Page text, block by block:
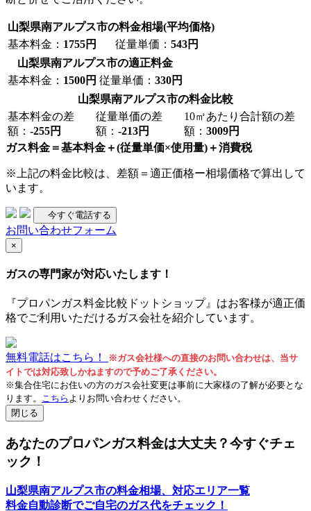
山梨県南アルプス市の料金相場(平均価格)
基本料金： 1755円 従量単価： 543円
山梨県南アルプス市の適正料金
基本料金： 1500円 従量単価： 330円
山梨県南アルプス市の料金比較
基本料金の差
額： -255円
従量単価の差
額： -213円
10㎥あたり合計額の差
額： 3009円
ガス料金＝基本料金＋(従量単価×使用量)＋消費税
※上記の料金比較は、差額＝適正価格ー相場価格で算出して
います。
今すぐ電話する
お問い合わせフォーム
×
ガスの専門家が対応いたします！
『プロパンガス料金比較ドットショップ』はお客様が適正価
格でご利用いただけるガス会社を紹介しています。
無料電話はこちら！
※ガス会社様への直接のお問い合わせは、当サ
イトでは対応致しかねますので予めご了承ください。
※集合住宅にお住いの方のガス会社変更は事前に大家様の了解が必要とな
ります。 こちら よりお問い合わせください。
閉じる
あなたのプロパンガス料金は大丈夫？今すぐチェ
ック！
山梨県南アルプス市の料金相場、対応エリア一覧
料金自動診断でご自宅のガス代をチェック！